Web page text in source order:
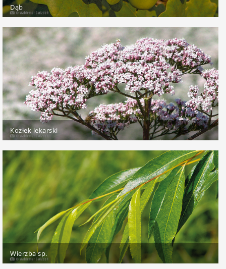
Dąb
Kozłek lekarski
Wierzba sp.